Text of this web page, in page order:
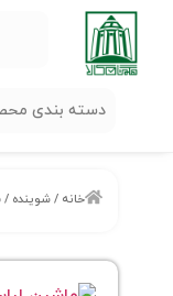
دسته بندی
خانه /شوینده /